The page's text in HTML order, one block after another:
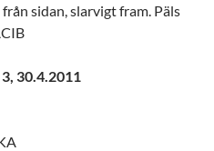
sidan, slarvigt fram. Päls
30.4.2011